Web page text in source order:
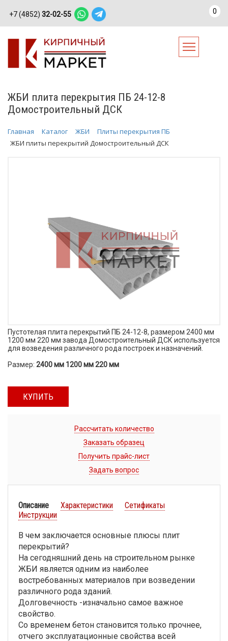
+7 (4852) 32-02-55 0
ЖБИ плита перекрытия ПБ 24-12-8
Домостроительный ДСК
Главная Каталог ЖБИ
Плиты перекрытия ПБ
ЖБИ плиты перекрытий Домостроительный ДСК
Пустотелая плита перекрытий ПБ 24-12-8, размером 2400 мм
1200 мм 220 мм завода Домостроительный ДСК используется
для возведения различного рода построек и назначений.
Размер: 2400 мм 1200 мм 220 мм
КУПИТЬ
Рассчитать количество
Заказать образец
Получить прайс-лист
Задать вопрос
Описание Характеристики
Сетификаты
Инструкции
В чем заключается основные плюсы плит
перекрытий?
На сегодняшний день на строительном рынке
ЖБИ является одним из наиболее
востребованных материалов при возведении
различного рода зданий.
Долговечность -изначально самое важное
свойство.
Со временем бетон становится только прочнее,
отчего эксплуатационные свойства всей